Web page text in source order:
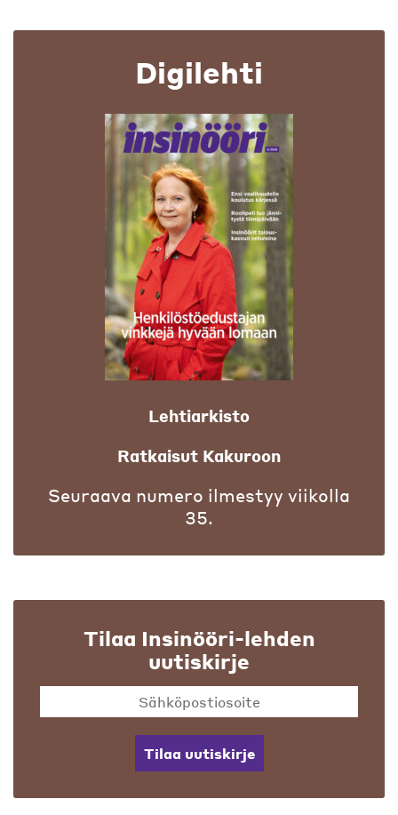
Digilehti
Lehtiarkisto
Ratkaisut Kakuroon
Seuraava numero ilmestyy viikolla
35.
Tilaa Insinööri-lehden
uutiskirje
Tilaa uutiskirje